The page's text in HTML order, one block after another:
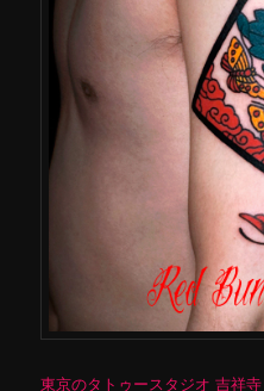
東京のタトゥースタジオ 吉祥